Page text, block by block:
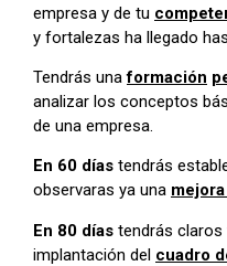
empresa y de tu
y fortalezas ha llegado
Tendrás unaformación
analizar los conceptos
de una empresa.
En 60 días tendrás
observaras ya una
En 80 días tendrás claros
implantación del cuadro